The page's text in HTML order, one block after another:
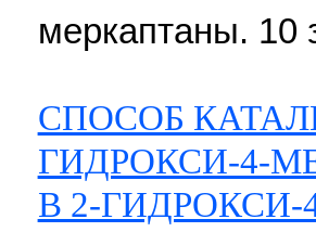
меркаптаны. 10
СПОСОБ
ГИДРОКСИ-4-
В 2-